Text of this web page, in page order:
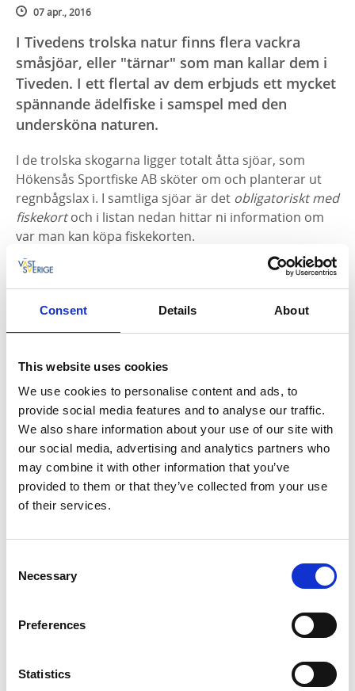
Consent Details About
This website uses cookies
We use cookies to personalise content and ads, to
provide social media features and to analyse our traffic.
We also share information about your use of our site with
our social media, advertising and analytics partners who
may combine it with other information that you’ve
provided to them or that they’ve collected from your use
of their services.
Selection
Necessary
Preferences
Statistics
07 apr., 2016
I Tivedens trolska natur finns flera vackra
småsjöar, eller "tärnar" som man kallar dem i
Tiveden. I ett flertal av dem erbjuds ett mycket
spännande ädelfiske i samspel med den
undersköna naturen.
I de trolska skogarna ligger totalt åtta sjöar, som
Hökensås Sportfiske AB sköter om och planterar ut
regnbågslax i. I samtliga sjöar är det obligatoriskt med
fiskekortoch i listan nedan hittar ni information om
var man kan köpa fiskekorten.
Sjöarna i området är fördelade på två områden -
Norra och Södra Tiveden.
Norra Tiveden:Sörgårds Bergsjö, Nödre- och Mellre
Dessa vatten ligger mellan Vitsand vid Stora
Trehörningen och Tivedstorp i Laxå kommun.
Södra Tiveden:Ottersjön, Kvarnsjön, Bergsjön,
Hanesjön och Djäknesön. Dessa vatten ligger några
kilometer norr om Granvik i Karlsborgs kommun.
Här i området finner man även Kroksjön som är
hyrsjö (företagssjö) som måste förbokas hos
I Ottersjön, Kvarnsjön och Bergsjön finns möjligheten
att hyra båtar. I dessa sjöar är det även tillåtet att
handikappanpassad brygga och vid sjön finns toalett.
Fiskekortsautomat i Granvik, kontakt Claes Roslund,